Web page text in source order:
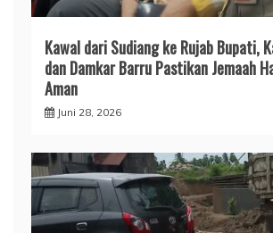
​Kawal dari Sudiang ke Rujab Bupati,
dan Damkar Barru Pastikan Jemaah
Aman
Juni 28, 2026